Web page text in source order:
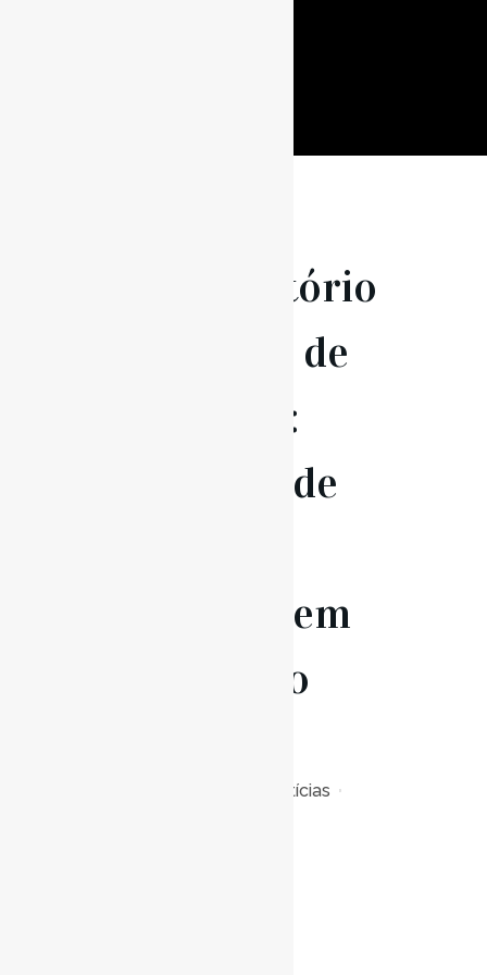
Conservatório
de Música de
Santarém:
Uma casa de
(Reportagem
Correio do
Notícias